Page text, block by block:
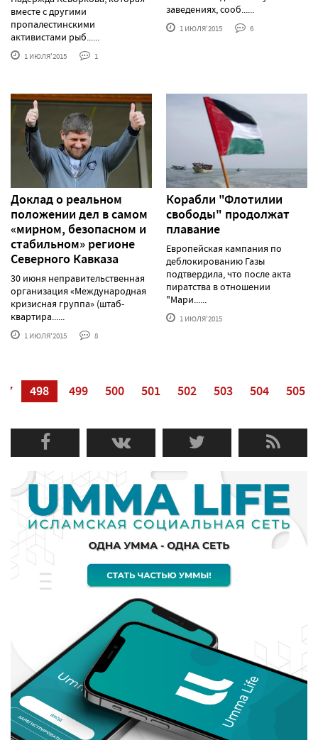
вместе с другими
пропалестинскими
активистами рыб......
1 ИЮЛЯ'2015 1
заведениях, сооб......
1 ИЮЛЯ'2015 6
Доклад о реальном
положении дел в самом
«мирном, безопасном и
стабильном» регионе
Северного Кавказа
30 июня неправительственная
организация «Международная
кризисная группа» (штаб-
квартира......
1 ИЮЛЯ'2015 8
Корабли "Флотилии
свободы" продолжат
плавание
Европейская кампания по
деблокированию Газы
подтвердила, что после акта
пиратства в отношении
"Мари......
1 ИЮЛЯ'2015
498 499 500 501 502 503 504 505